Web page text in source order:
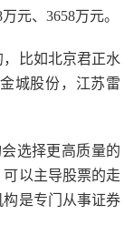
元、3658万元。
比如北京君正水
城股份，江苏雷
选择更高质量的
以主导股票的走
是专门从事证券